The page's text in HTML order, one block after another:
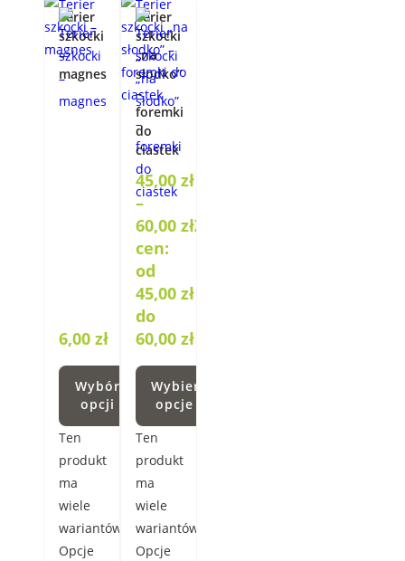
Terier
szkocki
–
magnes
6,00 zł
Wybór
opcji
Ten
produkt
ma
wiele
wariantów.
Opcje
Terier
szkocki
„na
słodko”
–
foremki
do
ciastek
45,00 zł
–
60,00 złZakres
cen:
od
45,00 zł
do
60,00 zł
Wybierz
opcje
Ten
produkt
ma
wiele
wariantów.
Opcje